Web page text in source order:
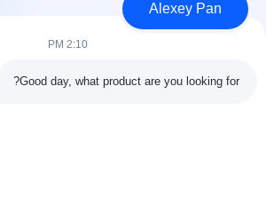
فئات
آلة خلط المطاط
Alexey Pan
2:10 PM
Good day, what product are you looking for?